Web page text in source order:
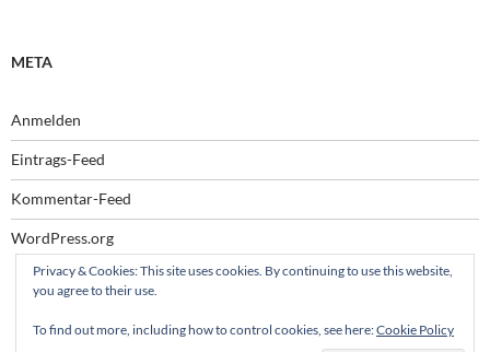
META
Anmelden
Eintrags-Feed
Kommentar-Feed
WordPress.org
Privacy & Cookies: This site uses cookies. By continuing to use this website,
you agree to their use.
To find out more, including how to control cookies, see here:Cookie Policy